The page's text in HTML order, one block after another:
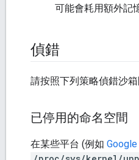
可能會耗用額外記
偵錯
請按照下列策略偵錯沙箱
已停用的命名空間
在某些平台 (例如